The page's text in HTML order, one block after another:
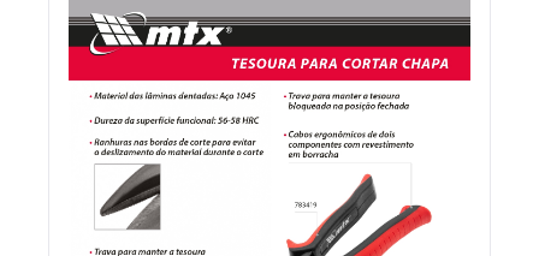
Ferramenta de carpinteiro
Ferramenta de medição
Ferramenta automotiva
Ferramenta de fixação